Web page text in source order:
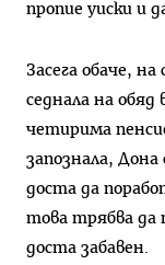
пропие уиски и
Засега обаче,
седнала на
четирима
запознала,
доста да
това трябва да
доста забавен.